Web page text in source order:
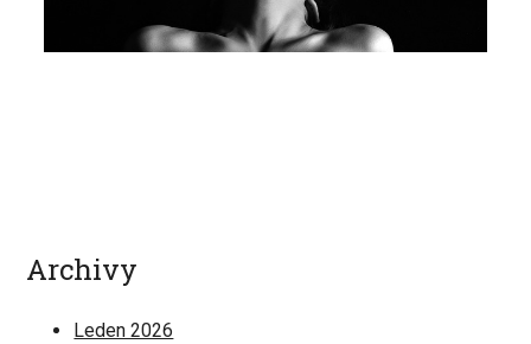
Archivy
Leden 2026